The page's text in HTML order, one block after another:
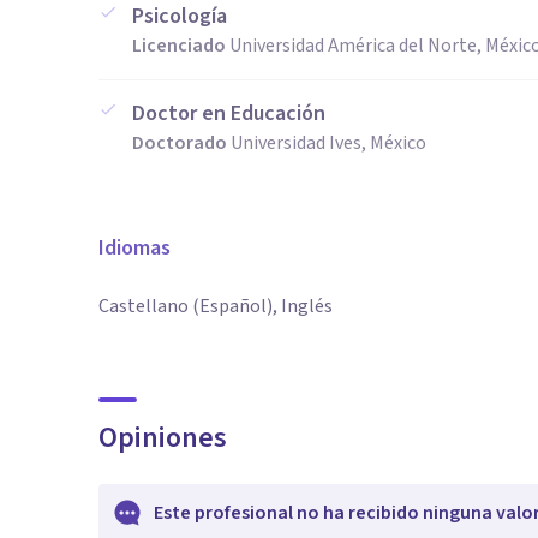
Psicología
Licenciado Universidad América del Norte,
Doctor en Educación
Doctorado Universidad Ives, México
Idiomas
Castellano (Español), Inglés
Opiniones
Este profesional no ha recibido ninguna